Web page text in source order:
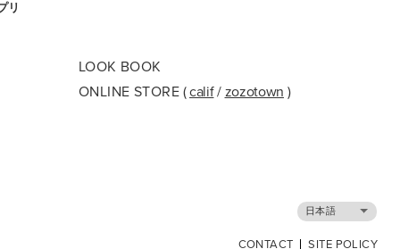
LOOK BOOK
ONLINE STORE (calif/ zozotown )
リ
CONTACT SITE POLICY
日本語